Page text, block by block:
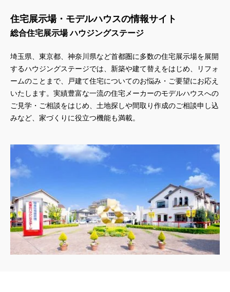
住宅展示場・モデルハウスの情報サイト
総合住宅展示場 ハウジングステージ
埼玉県、東京都、神奈川県など首都圏に多数の住宅展示場を展開
するハウジングステージでは、新築や建て替えをはじめ、リフォ
ームのことまで、戸建て住宅についてのお悩み・ご要望にお応え
いたします。実績豊富な一流の住宅メーカーのモデルハウスへの
ご見学・ご相談をはじめ、土地探しや間取り作成のご相談申し込
みなど、家づくりに役立つ機能も満載。